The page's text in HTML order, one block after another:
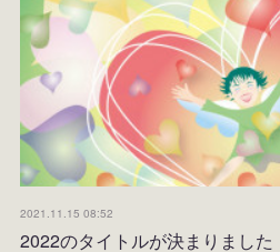
2021.11.15 08:52
2022のタイトルが決まりました